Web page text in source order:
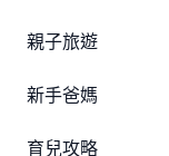
親子旅遊
新手爸媽
育兒攻略